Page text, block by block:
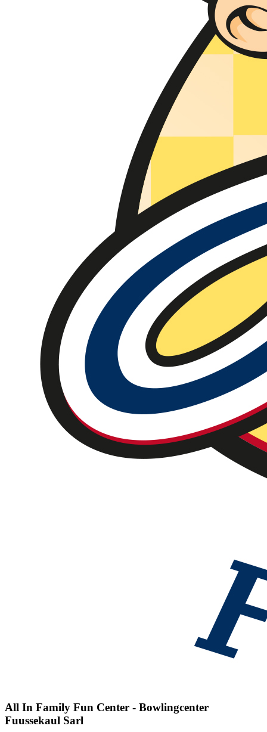
All In Family Fun Center - Bowlingcenter
Fuussekaul Sarl